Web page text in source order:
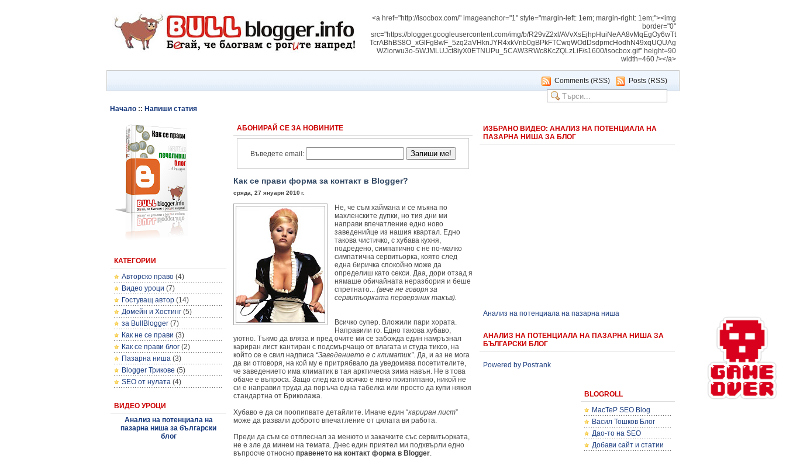
<a href="http://isocbox.com/" imageanchor="1" style="margin-left: 1em; margin-right: 1em;"><img
border="0"
src="https://blogger.googleusercontent.com/img/b/R29vZ2xl/AVvXsEjhpHuiNeAA8vMqEgOy6wTt
TcrABhBS8O_xGlFgBwF_5zq2aVHknJYR4xkVnb0gBPkFTCwqWOdDsdpmcHodhN49xqUQUAg
WZiorwu3o-5WJMLUJct8iyX0ETNUPu_5CAW3RWc8KcZQLzLiF/s1600/isocbox.gif" height=90
width=460 /></a>
Posts (RSS)
Comments (RSS)
Начало :: Напиши статия
КАТЕГОРИИ
Авторско право (4)
Видео уроци (7)
Гостуващ автор (14)
Домейн и Хостинг (5)
за BullBlogger (7)
Как не се прави (3)
Как се прави блог (2)
Пазарна ниша (3)
Blogger Трикове (5)
SEO от нулата (4)
ВИДЕО УРОЦИ
Анализ на потенциала на
пазарна ниша за български
блог
АБОНИРАЙ СЕ ЗА НОВИНИТЕ
Въведете email:
Как се прави форма за контакт в Blogger?
сряда, 27 януари 2010 г.
Не, че съм хаймана и се мъкна по
махленските дупки, но тия дни ми
направи впечатление едно ново
заведенийце из нашия квартал. Едно
такова чистичко, с хубава кухня,
подредено, симпатично с не по-малко
симпатична сервитьорка, която след
една биричка спокойно може да
определиш като секси. Даа, дори отзад я
нямаше обичайната неразбория и беше
спретнато... (вече не говоря за
сервитьорката перверзник такъв).
Всичко супер. Вложили пари хората.
Направили го. Едно такова хубаво,
уютно. Тъкмо да вляза и пред очите ми се забожда един намръзнал
кариран лист кантиран с подсмърчащо от влагата и студа тиксо, на
който се е свил надписа “Заведението е с климатик”. Да, и аз не мога
да ви отговоря, на кой му е притрябвало да уведомява посетителите,
че заведението има климатик в тая арктическа зима навън. Не в това
обаче е въпроса. Защо след като всичко е явно поизпипано, никой не
си е направил труда да поръча една табелка или просто да купи някоя
стандартна от Бриколажа.
Хубаво е да си поопипвате детайлите. Иначе един “кариран лист”
може да развали доброто впечатление от цялата ви работа.
Преди да съм се отплеснал за менюто и закачките със сервитьорката,
не е зле да минем на темата. Днес един приятел ми подхвърли едно
въпросче относно правенето на контакт форма в Blogger.
ИЗБРАНО ВИДЕО: АНАЛИЗ НА ПОТЕНЦИАЛА НА
ПАЗАРНА НИША ЗА БЛОГ
Анализ на потенциала на пазарна ниша
АНАЛИЗ НА ПОТЕНЦИАЛА НА ПАЗАРНА НИША ЗА
БЪЛГАРСКИ БЛОГ
Powered by Postrank
BLOGROLL
MacTeP SEO Blog
Васил Тошков Блог
Дао-то на SEO
Добави сайт и статии